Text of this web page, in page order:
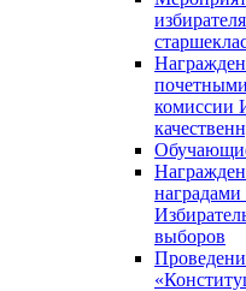
комиссии
наградами
выборов